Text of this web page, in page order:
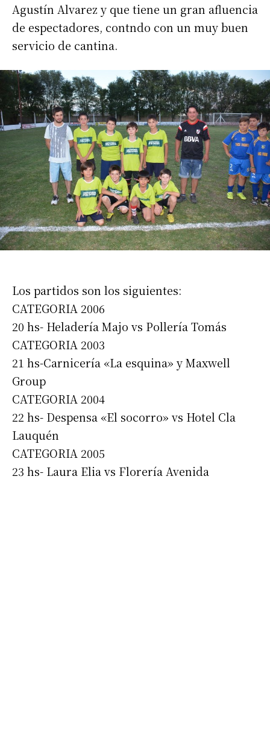
Agustín Alvarez y que tiene un gran afluencia
de espectadores, contndo con un muy buen
servicio de cantina.
Los partidos son los siguientes:
CATEGORIA 2006
20 hs- Heladería Majo vs Pollería Tomás
CATEGORIA 2003
21 hs-Carnicería «La esquina» y Maxwell
Group
CATEGORIA 2004
22 hs- Despensa «El socorro» vs Hotel Cla
Lauquén
CATEGORIA 2005
23 hs- Laura Elia vs Florería Avenida